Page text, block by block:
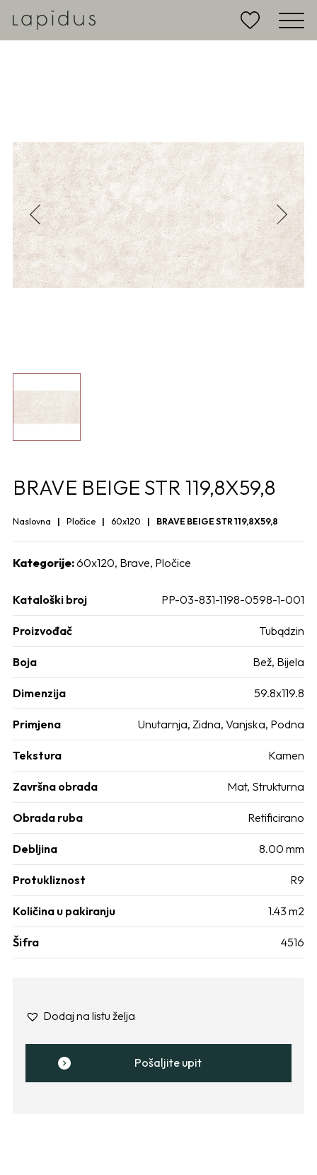
BRAVE BEIGE STR 119,8X59,8
Naslovna Pločice 60x120 BRAVE BEIGE STR 119,8X59,8
Kategorije:60x120, Brave, Pločice
Kataloški broj PP-03-831-1198-0598-1-001
Proizvođač Tubądzin
Boja Bež, Bijela
Dimenzija 59.8x119.8
Primjena Unutarnja, Zidna, Vanjska, Podna
Tekstura Kamen
Završna obrada Mat, Strukturna
Obrada ruba Retificirano
Debljina 8.00 mm
Protukliznost R9
Količina u pakiranju 1.43 m2
Šifra 4516
Dodaj na listu želja
Pošaljite upit